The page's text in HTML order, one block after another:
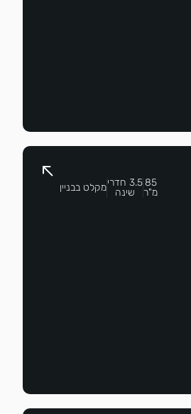
85
מ"ר
3.5 חדרי
שינה
מקלט בבניין